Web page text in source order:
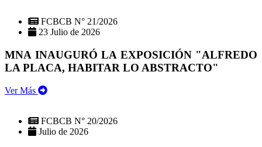
FCBCB N° 21/2026
23 Julio de 2026
MNA INAUGURÓ LA EXPOSICIÓN "ALFREDO
LA PLACA, HABITAR LO ABSTRACTO"
Ver Más
FCBCB N° 20/2026
Julio de 2026